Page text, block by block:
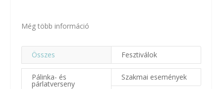
Még több információ
Összes Fesztiválok
Pálinka- és
párlatverseny
Szakmai események